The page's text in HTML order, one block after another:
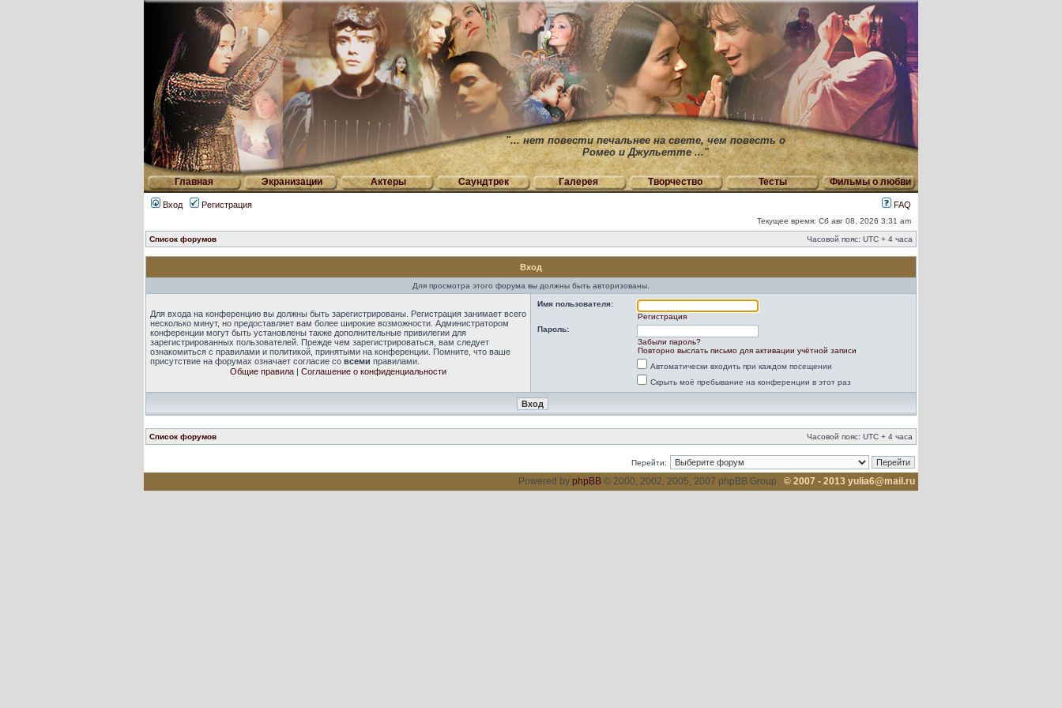
"... нет повести печальнее на свете, чем повесть о
Ромео и Джульетте ..."
Главная Экранизации Актеры Саундтрек Галерея Творчество Тесты Фильмы о любви
Вход Регистрация FAQ
Текущее время: Сб авг 08, 2026 3:31 am
Список форумов Часовой пояс: UTC + 4 часа
Вход
Для просмотра этого форума вы должны быть авторизованы.
Для входа на конференцию вы должны быть зарегистрированы. Регистрация занимает всего
несколько минут, но предоставляет вам более широкие возможности. Администратором
конференции могут быть установлены также дополнительные привилегии для
зарегистрированных пользователей. Прежде чем зарегистрироваться, вам следует
ознакомиться с правилами и политикой, принятыми на конференции. Помните, что ваше
присутствие на форумах означает согласие со всеми правилами.
Общие правила | Соглашение о конфиденциальности
Имя пользователя:
Регистрация
Пароль:
Забыли пароль?
Повторно выслать письмо для активации учётной записи
Автоматически входить при каждом посещении
Скрыть моё пребывание на конференции в этот раз
Список форумов Часовой пояс: UTC + 4 часа
Перейти:
Powered by phpBB © 2000, 2002, 2005, 2007 phpBB Group © 2007 - 2013 yulia6@mail.ru